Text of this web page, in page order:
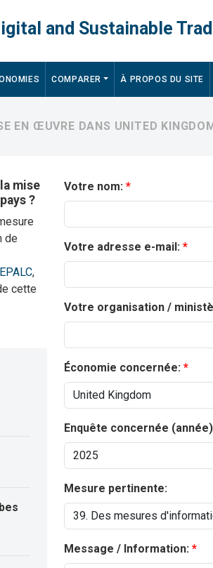
and Sustainable
COMPARER À PROPOS DU SITE
EN ŒUVRE DANS UNITED
mise
?
de
,
cette
Votre nom:
Votre adresse e-mail:
Votre organisation /
Économie concernée:
Enquête concernée
Mesure pertinente:
Message / Information: